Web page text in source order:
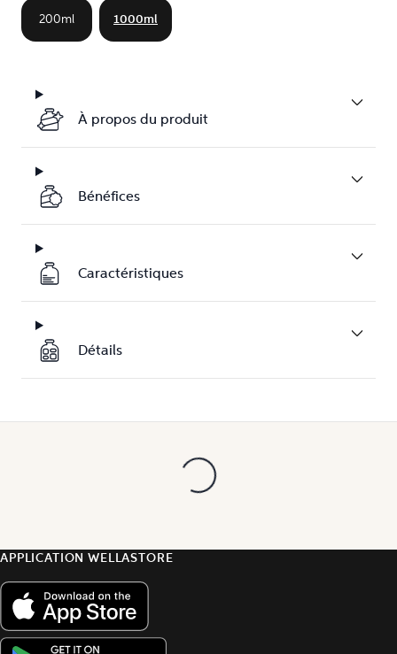
200ml 1000ml
À propos du produit
Bénéfices
Caractéristiques
Détails
APPLICATION WELLASTORE